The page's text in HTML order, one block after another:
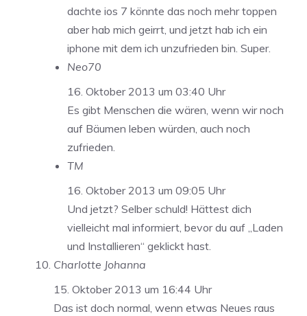
dachte ios 7 könnte das noch mehr toppen
aber hab mich geirrt, und jetzt hab ich ein
iphone mit dem ich unzufrieden bin. Super.
Neo70
16. Oktober 2013 um 03:40 Uhr
Es gibt Menschen die wären, wenn wir noch
auf Bäumen leben würden, auch noch
zufrieden.
TM
16. Oktober 2013 um 09:05 Uhr
Und jetzt? Selber schuld! Hättest dich
vielleicht mal informiert, bevor du auf „Laden
und Installieren“ geklickt hast.
Charlotte Johanna
15. Oktober 2013 um 16:44 Uhr
Das ist doch normal, wenn etwas Neues raus